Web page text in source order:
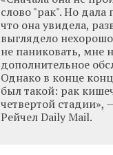
слово "рак". Но дала
что она увидела,
выглядело
не паниковать, мне
дополнительное
Однако в конце
был такой: рак
четвертой стадии»‎,
Рейчел Daily Mail.